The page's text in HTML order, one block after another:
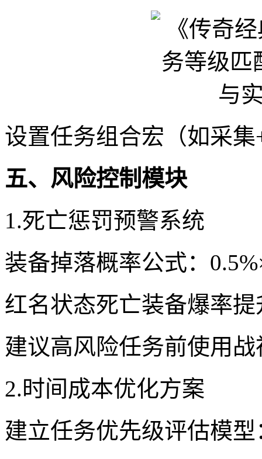
设置任务组合宏（如采
五、风险控制模块
1.死亡惩罚预警系统
装备掉落概率公式：
红名状态死亡装备爆率提
建议高风险任务前使用
2.时间成本优化方案
建立任务优先级评估模型